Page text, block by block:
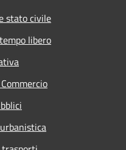
stato civile
libero